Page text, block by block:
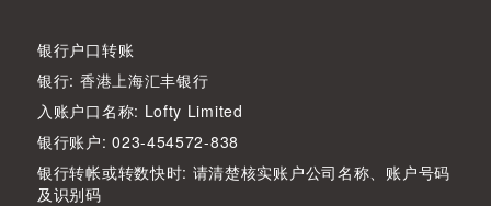
银行户口转账
银行: 香港上海汇丰银行
入账户口名称: Lofty Limited
银行账户: 023-454572-838
银行转帐或转数快时: 请清楚核实账户公司名称、账户号码
及识别码